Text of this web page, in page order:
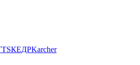
КЕДРKarcher